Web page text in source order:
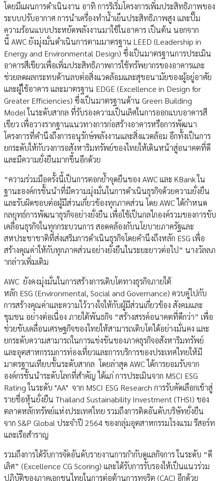
โดยมีแผนการดำเนินงาน อาทิ การริเริ่มโครงการเพิ่มประสิทธิภาพของ
ระบบปรับอากาศ การนำเครื่องทำน้ำเย็นประสิทธิภาพสูง และปั๊ม
ความร้อนแบบประหยัดพลังงานมาใช้ในอาคาร เป็นต้น นอกจาก
นี้ AWC ยังมุ่งมั่นดำเนินการตามมาตรฐาน LEED (Leadership in
Energy and Environmental Design) ซึ่งเป็นมาตรฐานการประเมิน
อาคารสีเขียวเพื่อเพิ่มประสิทธิภาพการใช้ทรัพยากรของอาคารและ
ช่วยลดผลกระทบด้านลบต่อสิ่งแวดล้อมและสุขอนามัยของผู้อยู่อาศัย
และผู้ใช้อาคาร และมาตรฐาน EDGE (Excellence in Design for
Greater Efficiencies) ซึ่งเป็นมาตรฐานด้าน Green Building
Model ในระดับสากล ที่รับรองความเป็นเลิศในการออกแบบอาคารสี
เขียว เพื่อวางรากฐานแนวทางการก่อสร้างอาคารหรือการพัฒนา
โครงการที่คำนึงถึงการอนุรักษ์พลังงานและสิ่งแวดล้อม อีกทั้งเป็นการ
ยกระดับให้กับวงการอสังหาริมทรัพย์ของไทยให้เดินหน้าสู่อนาคตที่ดี
และมีความยั่งยืนมากขึ้นอีกด้วย
“ความร่วมมือครั้งนี้เป็นการตอกย้ำจุดยืนของ AWC และ KBank ใน
ฐานะองค์กรชั้นนำที่มีความมุ่งมั่นในการดำเนินธุรกิจด้วยความยั่งยืน
และรับผิดชอบต่อผู้มีส่วนเกี่ยวข้องทุกภาคส่วน โดย AWC ได้กำหนด
กลยุทธ์การพัฒนาธุรกิจอย่างยั่งยืน เพื่อใช้เป็นกลไกองค์รวมของการขับ
เคลื่อนธุรกิจในทุกกระบวนการ สอดคล้องกับนโยบายภาครัฐและ
สหประชาชาติที่ส่งเสริมการดำเนินธุรกิจโดยคำนึงถึงหลัก ESG เพื่อ
สร้างคุณค่าให้กับทุกภาคส่วนอย่างยั่งยืนในระยะยาวต่อไป” นางวัลลภ
ากล่าวเพิ่มเติม
AWC ยังคงมุ่งมั่นในการสร้างการเติบโตทางธุรกิจภายใต้
หลัก ESG (Environmental, Social and Governance) ควบคู่ไปกับ
การสร้างคุณค่าและความไว้วางใจให้กับผู้มีส่วนเกี่ยวข้อง สังคมและ
ชุมชน อย่างต่อเนื่อง ภายใต้พันธกิจ “สร้างสรรค์อนาคตที่ดีกว่า” เพื่อ
ช่วยขับเคลื่อนเศรษฐกิจของไทยให้สามารถเติบโตได้อย่างมั่นคง และ
ยกระดับความสามารถในการแข่งขันของภาคธุรกิจอสังหาริมทรัพย์
และอุตสาหกรรมการท่องเที่ยวและการบริการของประเทศไทยให้มี
มาตรฐานเทียบชั้นระดับสากล โดยล่าสุด AWC ได้การยอมรับจาก
องค์กรชั้นนำระดับโลกที่สำคัญ ได้แก่ การประเมินจาก MSCI ESG
Rating ในระดับ "AA" จาก MSCI ESG Research การรับคัดเลือกเข้าสู่
รายชื่อหุ้นยั่งยืน Thailand Sustainability Investment (THSI) ของ
ตลาดหลักทรัพย์แห่งประเทศไทย รวมถึงการติดอันดับบริษัทยั่งยืน
จาก S&P Global ประจำปี 2564 ของกลุ่มอุตสาหกรรมโรงแรม รีสอร์ท
และเรือสำราญ
รวมถึงการได้รับการจัดอันดับรายงานการกำกับดูแลกิจการ ในระดับ “ดี
เลิศ” (Excellence CG Scoring) และได้รับการรับรองให้เป็นแนวร่วม
ปฏิบัติของภาคเอกชนไทยในการต่อต้านการทุจริต (CAC) อีกด้วย